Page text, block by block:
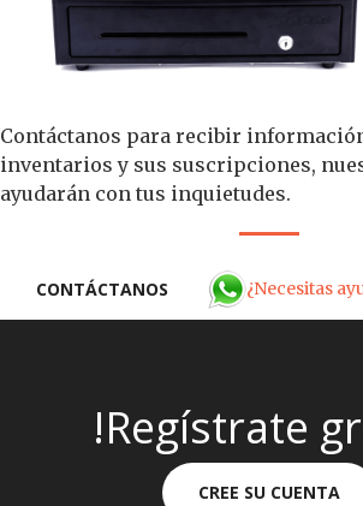
Contáctanos para recibir
inventarios y sus suscripciones,
ayudarán con tus inquietudes.
CONTÁCTANOS ¿Necesitas
!Regístrate
CREE SU CUENTA